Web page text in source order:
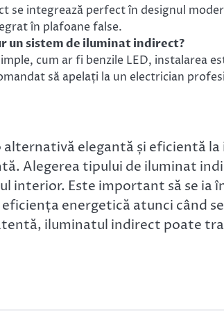
se integrează perfect în designul
în plafoane false.
un sistem de iluminat indirect?
cum ar fi benzile LED, instalarea
să apelați la un electrician
elegantă și eficientă
Alegerea tipului de iluminat
interior. Este important să se
energetică atunci când
iluminatul indirect poate